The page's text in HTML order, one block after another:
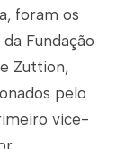
foram os
Fundação
Zuttion,
pelo
vice-